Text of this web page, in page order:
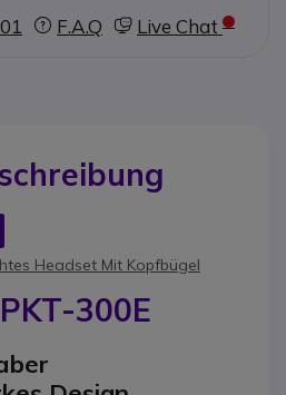
F.A.Q Live Chat
Headset Mit Kopfbügel
300E